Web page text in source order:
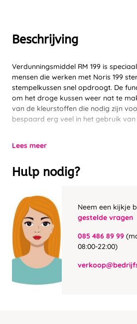
Beschrijving
Verdunningsmiddel RM 199 is
mensen die werken met Noris 199
stempelkussen snel opdroogt. De
om het droge kussen weer nat te
van de kleurstoffen die nodig zijn
bespaard erg veel in het gebruik van
Lees meer
Hulp nodig?
Neem een kijkje
gestelde vragen
085 486 89 99
08:00-22:00)